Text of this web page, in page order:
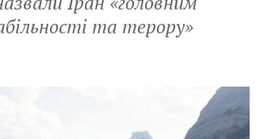
та терору»